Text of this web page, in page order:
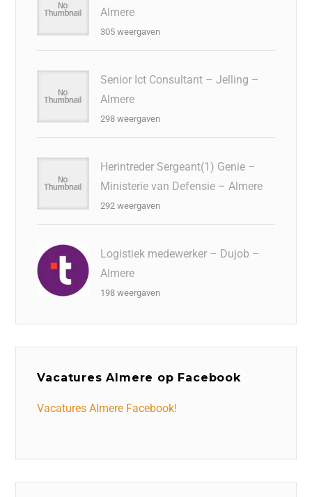
Almere
305 weergaven
Senior Ict Consultant – Jelling –
Almere
298 weergaven
Herintreder Sergeant(1) Genie –
Ministerie van Defensie – Almere
292 weergaven
Logistiek medewerker – Dujob –
Almere
198 weergaven
Vacatures Almere op Facebook
Vacatures Almere Facebook!